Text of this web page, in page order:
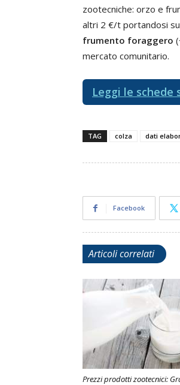
zootecniche: orzo e
altri 2 €/t portandosi
frumento foraggero (
mercato comunitario.
Leggi le schede
TAG colza dati
Facebook
Articoli correlati
Prezzi prodotti zootecnici: